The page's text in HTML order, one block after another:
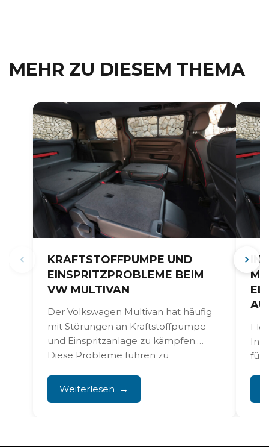
MEHR ZU DIESEM THEMA
KRAFTSTOFFPUMPE UND
EINSPRITZPROBLEME BEIM
VW MULTIVAN
Der Volkswagen Multivan hat häufig
mit Störungen an Kraftstoffpumpe
und Einspritzanlage zu kämpfen.
Diese Probleme führen zu
unrundem...
Weiterlesen